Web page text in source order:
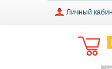
Личный